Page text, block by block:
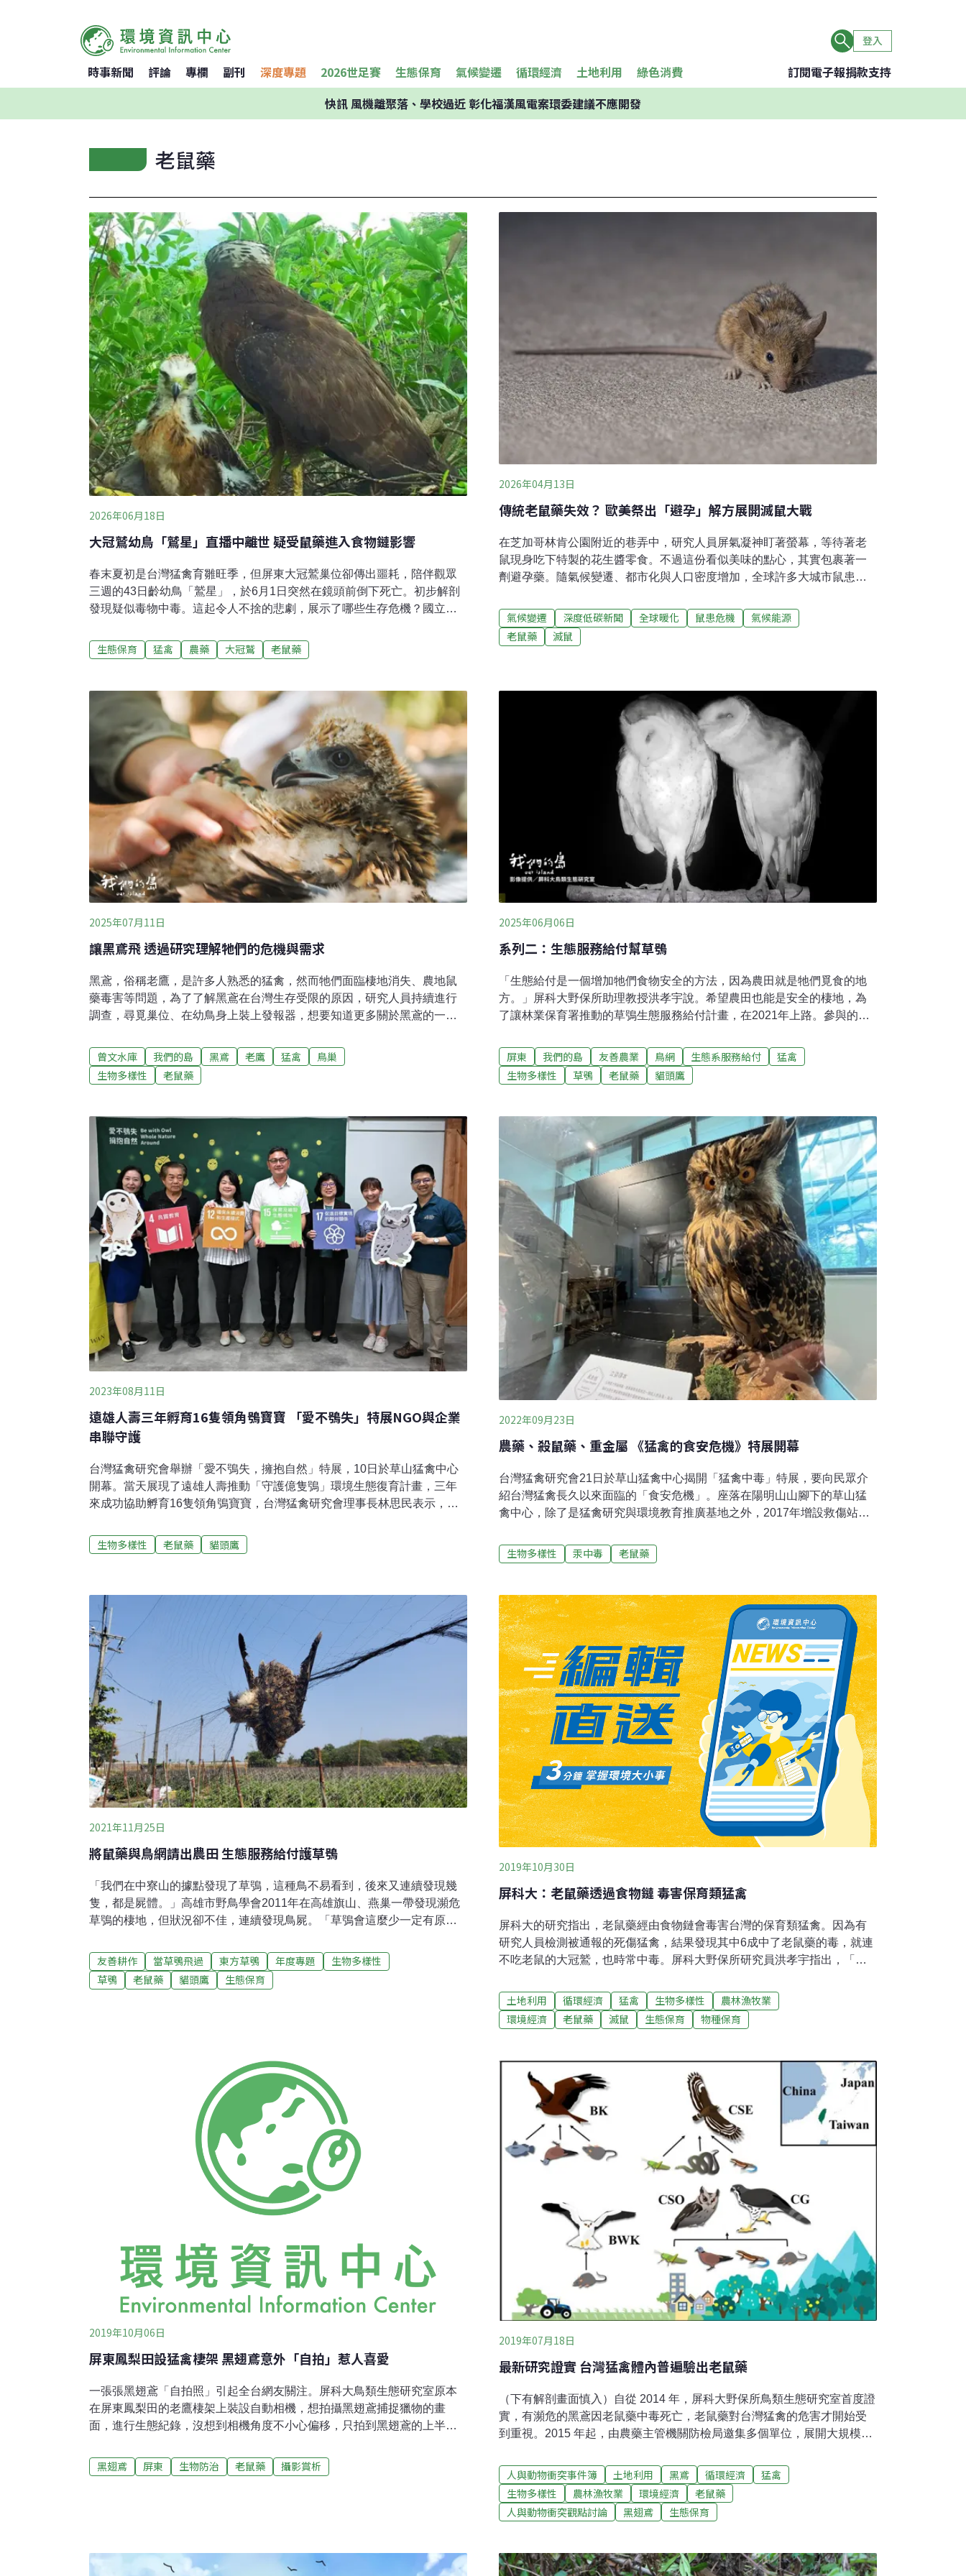
登入
時事新聞 評論 專欄 副刊 深度專題 2026世足賽 生態保育 氣候變遷 循環經濟 土地利用 綠色消費 訂閱電子報捐款支持
快訊風機離聚落、學校過近 彰化福漢風電案環委建議不應開發
老鼠藥
2026年06月18日
大冠鷲幼鳥「鷲星」直播中離世 疑受鼠藥進入食物鏈影響
春末夏初是台灣猛禽育雛旺季，但屏東大冠鷲巢位卻傳出噩耗，陪伴觀眾
三週的43日齡幼鳥「鷲星」，於6月1日突然在鏡頭前倒下死亡。初步解剖
發現疑似毒物中毒。這起令人不捨的悲劇，展示了哪些生存危機？國立屏
「鷹你而生」大冠鷲育雛直播，自5月13日開播以來，記錄親鳥餵食、育雛
及巢內互動畫面，吸引眾多民眾關注。鏡頭中可見親鳥不時帶回蜥蜴、青
離巢學飛，卻在不到3週後迎來憾事。研究團隊指出，鷲星於5月31日已出
現甩頭、食慾下降及乾嘔等異常情況，但下午一度恢復活動力，考量過去
曾有雛鳥出現類似症狀後自行好轉，因此決定持續觀察。未料6月1日上午
情況急劇惡化，鷲星出現呼吸急促、頻繁趴伏等症狀，短暫掙扎展翅後倒
地失去生命跡象，研究人員隨即前往現場確認並取回遺體。經屏科大獸醫
系病理解剖發現，鷲
生態保育 猛禽 農藥 大冠鷲 老鼠藥
2026年04月13日
傳統老鼠藥失效？ 歐美祭出「避孕」解方展開滅鼠大戰
在芝加哥林肯公園附近的巷弄中，研究人員屏氣凝神盯著螢幕，等待著老
鼠現身吃下特製的花生醬零食。不過這份看似美味的點心，其實包裹著一
劑避孕藥。隨氣候變遷、都市化與人口密度增加，全球許多大城市鼠患加
法控制老鼠數量，避孕是其中一招。全球至少11城市鼠患與暖化有關老鼠
至少帶有50種已知的人畜共通傳染病病原體與寄生蟲，漢他病毒是其中之
一。台灣過去數年來確診個案零星，但今年1月出現25年來首例漢他病毒死
學前沿》的研究指出，全球16個大城市中，至少有11個城市的鼠患與全球
暖化有關，包括多倫多、紐約市、華盛頓、舊金山、芝加哥和阿姆斯特丹
氣候變遷 深度低碳新聞 全球暖化 鼠患危機
氣候能源
老鼠藥
滅鼠
2025年07月11日
讓黑鳶飛 透過研究理解牠們的危機與需求
黑鳶，俗稱老鷹，是許多人熟悉的猛禽，然而牠們面臨棲地消失、農地鼠
藥毒害等問題，為了了解黑鳶在台灣生存受限的原因，研究人員持續進行
調查，尋覓巢位、在幼鳥身上裝上發報器，想要知道更多關於黑鳶的一
隊，接受林業保育署的委託，長期進行台灣黑鳶族群調查，曾文水庫是其
中一個重要樣區。以往研究人員只能騎車沿著水庫周邊公路，尋找黑鳶
巢，這次得到水利署南區水資源分署協助，能搭船尋找巢位，省下許多時
察，張著烏溜溜的大眼睛，黑鳶寶寶看著研究人員。小心翼翼的秤重、進
行測量，研究人員原本想要為這隻26天大的黑鳶寶寶上發報器，但牠體型
還不夠大，無法背上發報器。做好測量、為牠裝上有編號的腳環，研究人
員與牠之間有了連結。等牠長大，到處翱翔，他們就能從腳環上的數字，
認出牠。黑鳶有群聚特性，裝上腳環或發
曾文水庫 我們的島 黑鳶 老鷹 猛禽
鳥巢
生物多樣性
老鼠藥
2025年06月06日
系列二：生態服務給付幫草鴞
「生態給付是一個增加牠們食物安全的方法，因為農田就是牠們覓食的地
方。」屏科大野保所助理教授洪孝宇說。希望農田也能是安全的棲地，為
了讓林業保育署推動的草鴞生態服務給付計畫，在2021年上路。參與的農
草鴞保育增加一絲希望。台灣的貓頭鷹大多是森林性的，唯獨草鴞住在草
叢裡。相對來說，低海拔的草生環境變動劇烈，經常因為開發、火燒、外
來種植物入侵等問題消失。棲地大幅減少，原本數量就不多的草鴞，陷入
利器心型的蘋果臉，烏黑的大眼睛，草鴞外型讓人過目不忘，牠們會在棲
架上打瞌睡、抓到老鼠也會帶到棲架上吃，遇到下雨天會靜靜站在棲架上
淋雨，繁殖季還會一起站在棲架上放閃。這些行為都是因為有了棲架，才
能親眼目睹。牠們主要在草生地活動，夜晚也會到農田環境覓食，因而面
臨鼠藥毒害、中鳥網等危機。
屏東 我們的島 友善農業 鳥網 生態系服務給付
猛禽
生物多樣性
草鴞 老鼠藥 貓頭鷹
2023年08月11日
遠雄人壽三年孵育16隻領角鴞寶寶 「愛不鴞失」特展NGO與企業
串聯守護
台灣猛禽研究會舉辦「愛不鴞失，擁抱自然」特展，10日於草山猛禽中心
開幕。當天展現了遠雄人壽推動「守護億隻鴞」環境生態復育計畫，三年
來成功協助孵育16隻領角鴞寶寶，台灣猛禽研究會理事長林思民表示，企
企業、民間三方力量，將能走得更長遠。「守護億隻鴞」 棲架、巢箱迎接
16隻領角鴞寶寶台灣猛禽研究會與遠雄人壽聯合舉辦貓頭鷹特展，10日正
傷站主任王齡敏獸醫師表示，2017年以來共受理野生猛禽1100隻，其中貓
頭鷹共557隻次，就占了一半。王齡敏說明，貓頭鷹的生存危機包括車禍、
窗殺、黏鼠板、掛網、中毒等，更驚人的是，抽檢死亡個體可以發現，百
分之百的貓頭鷹體內都有老鼠藥殘留。可見鼠藥對貓頭鷹的生存威脅之大
生物多樣性 老鼠藥 貓頭鷹
2022年09月23日
農藥、殺鼠藥、重金屬 《猛禽的食安危機》特展開幕
台灣猛禽研究會21日於草山猛禽中心揭開「猛禽中毒」特展，要向民眾介
紹台灣猛禽長久以來面臨的「食安危機」。座落在陽明山山腳下的草山猛
禽中心，除了是猛禽研究與環境教育推廣基地之外，2017年增設救傷站，
師檢查後發現幼鳥未有明顯外傷，不過體內血汞值卻為一般人體容許值的
30倍。在數個月的照料之下，黃魚鴞幼鳥逐漸康復、精神良好，體內的血
情形，卻在野放後的一個半月，發現該隻幼鳥的活動範圍越來越小。救傷
人員前往查看，發現幼鳥身體孱弱，治療後仍不幸過世，檢驗時發現體內
血汞值再度上升，顯示其棲息環境恐怕存在汞污染。本次的「猛禽中毒」
特展，就從這隻黃魚鴞幼鳥開始。農地毒鳥存在至今猛禽中毒來源主要有
三——農藥、殺鼠藥、重金屬。1970-1980年代，為了增加作物收成，降低
鳥禽對農業造成
生物多樣性 汞中毒 老鼠藥
2021年11月25日
將鼠藥與鳥網請出農田 生態服務給付護草鴞
「我們在中寮山的據點發現了草鴞，這種鳥不易看到，後來又連續發現幾
隻，都是屍體。」高雄市野鳥學會2011年在高雄旗山、燕巢一帶發現瀕危
草鴞的棲地，但狀況卻不佳，連續發現鳥屍。「草鴞會這麼少一定有原
物是老鼠，而政府宣傳鼠藥成功消滅了80%的老鼠，這與我們野外觀察的
證據吻合。」後來林務局積極召開草鴞專家會議探討如何保育，一致認為
「農田必須減用鼠藥，而且要快一點才行。」鼠藥造成猛禽毒害 草鴞亟需
鳥類生態研究室研究員洪孝宇指出，經台灣猛禽體內老鼠藥殘留的大規模
調查發現，在21種野外死亡的猛禽樣本中，「種類十種、數量超過六成」
友善耕作 當草鴞飛過 東方草鴞 年度專題
生物多樣性
草鴞
老鼠藥 貓頭鷹 生態保育
2019年10月30日
屏科大：老鼠藥透過食物鏈 毒害保育類猛禽
屏科大的研究指出，老鼠藥經由食物鏈會毒害台灣的保育類猛禽。因為有
研究人員檢測被通報的死傷猛禽，結果發現其中6成中了老鼠藥的毒，就連
不吃老鼠的大冠鷲，也時常中毒。屏科大野保所研究員洪孝宇指出，「總
留。」樣本有的看起來翅膀受傷，有的被車撞，但經過檢測，超過6成在事
故前或死亡時，體內已經因為老鼠藥引發內出血。這項研究登上環境科學
國際期刊，研究團隊建議政府，別再發送免費滅鼠環保用藥，才不會亂投
在郊外田園，將針對取樣所在鄉鎮，再召集宣導正確用藥。
土地利用 循環經濟 猛禽 生物多樣性
農林漁牧業
環境經濟
老鼠藥 滅鼠 生態保育 物種保育
2019年10月06日
屏東鳳梨田設猛禽棲架 黑翅鳶意外「自拍」惹人喜愛
一張張黑翅鳶「自拍照」引起全台網友關注。屏科大鳥類生態研究室原本
在屏東鳳梨田的老鷹棲架上裝設自動相機，想拍攝黑翅鳶捕捉獵物的畫
面，進行生態紀錄，沒想到相機角度不小心偏移，只拍到黑翅鳶的上半
注意。屏科大鳥類生態研究室臉書表示，黑翅鳶平日的活動範圍就在平
地，而且分布廣泛，一般鄉村農田環境都有機會出現。一般而言，黑翅鳶
的大型禽鳥中毒，形成正向循環，恢復農田自然的食物鏈。
黑翅鳶 屏東 生物防治 老鼠藥 攝影賞析
2019年07月18日
最新研究證實 台灣猛禽體內普遍驗出老鼠藥
（下有解剖畫面慎入）自從 2014 年，屏科大野保所鳥類生態研究室首度證
實，有瀕危的黑鳶因老鼠藥中毒死亡，老鼠藥對台灣猛禽的危害才開始受
到重視。2015 年起，由農藥主管機關防檢局邀集多個單位，展開大規模的
臟樣本。結果共有 10 種猛禽、超過 6 成的樣本驗出老鼠藥殘留，顯示老鼠
藥已經普遍進入台灣生態的食物鏈之中，此研究論文在近日發表於環境科
學領域的權威期刊《整體環境科學》（Science of The Total
Environment）。本研究的參與單位包括屏科大野保所鳥類生態研究室、特
物路死觀察網（路殺社）等。歷經3年的猛禽樣本收集，樣本主要來自救傷
但不治死亡的猛禽，另有部分來自路殺採集或是機場的鳥擊防治措施。猛
人與動物衝突事件簿 土地利用 黑鳶 循環經濟
猛禽
生物多樣性
農林漁牧業 環境經濟
老鼠藥
人與動物衝突觀點討論
黑翅鳶 生態保育